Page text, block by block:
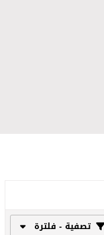
تصفية - فلترة